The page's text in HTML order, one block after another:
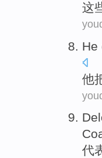
这
He
他
代